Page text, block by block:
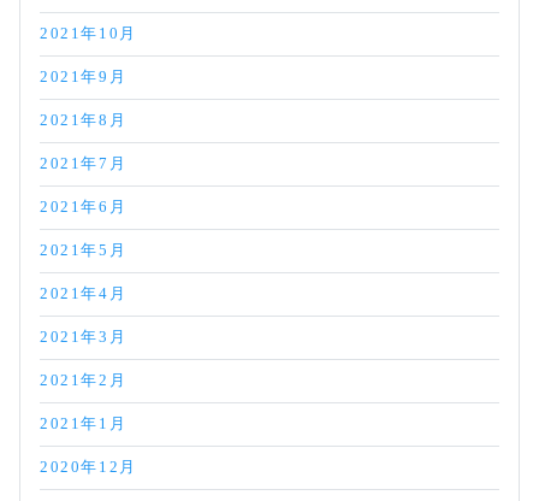
2021年10月
2021年9月
2021年8月
2021年7月
2021年6月
2021年5月
2021年4月
2021年3月
2021年2月
2021年1月
2020年12月